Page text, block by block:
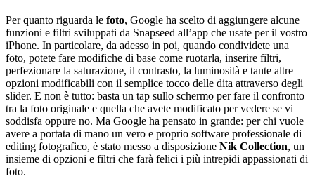
Per quanto riguarda le foto, Google ha scelto di aggiungere alcune
funzioni e filtri sviluppati da Snapseed all’app che usate per il vostro
iPhone. In particolare, da adesso in poi, quando condividete una
foto, potete fare modifiche di base come ruotarla, inserire filtri,
perfezionare la saturazione, il contrasto, la luminosità e tante altre
opzioni modificabili con il semplice tocco delle dita attraverso degli
slider. E non è tutto: basta un tap sullo schermo per fare il confronto
tra la foto originale e quella che avete modificato per vedere se vi
soddisfa oppure no. Ma Google ha pensato in grande: per chi vuole
avere a portata di mano un vero e proprio software professionale di
editing fotografico, è stato messo a disposizione Nik Collection, un
insieme di opzioni e filtri che farà felici i più intrepidi appassionati di
foto.